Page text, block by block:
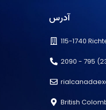
آدرس
115-1740
2090 - 795
British